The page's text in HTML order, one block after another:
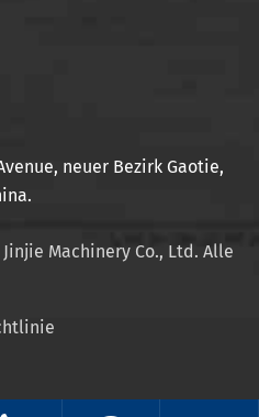
neuer Bezirk Gaotie,
Machinery Co., Ltd. Alle